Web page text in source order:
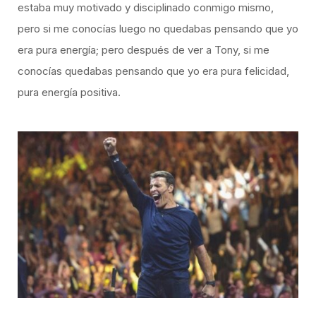
estaba muy motivado y disciplinado conmigo mismo,
pero si me conocías luego no quedabas pensando que yo
era pura energía; pero después de ver a Tony, si me
conocías quedabas pensando que yo era pura felicidad,
pura energía positiva.